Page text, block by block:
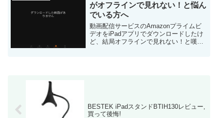
がオフラインで見れない！と悩ん
でいる方へ
動画配信サービスのAmazonプライムビ
デオをiPadアプリでダウンロードしたけ
ど、結局オフラインで見れない！と嘆い
BESTEK iPadスタンドBTIH130レビュー,
買って後悔!